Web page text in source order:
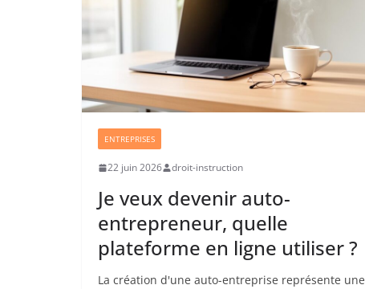
ENTREPRISES
22 juin 2026 droit-instruction
Je veux devenir auto-
entrepreneur, quelle
plateforme en ligne utiliser ?
La création d'une auto-entreprise représente une